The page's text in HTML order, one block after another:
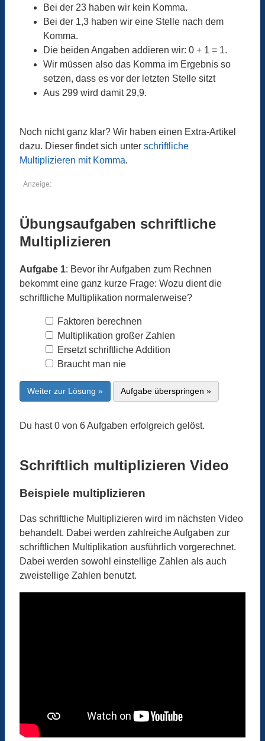
Bei der 23 haben wir kein Komma.
Bei der 1,3 haben wir eine Stelle nach dem
Komma.
Die beiden Angaben addieren wir: 0 + 1 = 1.
Wir müssen also das Komma im Ergebnis so
setzen, dass es vor der letzten Stelle sitzt
Aus 299 wird damit 29,9.
Noch nicht ganz klar? Wir haben einen Extra-Artikel
dazu. Dieser findet sich unter schriftliche
Multiplizieren mit Komma.
Anzeige:
Übungsaufgaben schriftliche
Multiplizieren
Aufgabe 1: Bevor ihr Aufgaben zum Rechnen
bekommt eine ganz kurze Frage: Wozu dient die
schriftliche Multiplikation normalerweise?
Faktoren berechnen
Multiplikation großer Zahlen
Ersetzt schriftliche Addition
Braucht man nie
Weiter zur Lösung » Aufgabe überspringen »
Du hast 0 von 6 Aufgaben erfolgreich gelöst.
Schriftlich multiplizieren Video
Beispiele multiplizieren
Das schriftliche Multiplizieren wird im nächsten Video
behandelt. Dabei werden zahlreiche Aufgaben zur
schriftlichen Multiplikation ausführlich vorgerechnet.
Dabei werden sowohl einstellige Zahlen als auch
zweistellige Zahlen benutzt.